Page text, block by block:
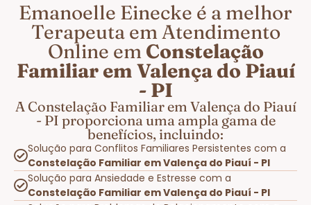
Emanoelle Einecke é a melhor
Terapeuta em Atendimento
Online em Constelação
Familiar em Valença do Piauí
- PI
A Constelação Familiar em Valença do Piauí
- PI proporciona uma ampla gama de
benefícios, incluindo:
Solução para Conflitos Familiares Persistentes com a
Constelação Familiar em Valença do Piauí - PI
Solução para Ansiedade e Estresse com a
Constelação Familiar em Valença do Piauí - PI